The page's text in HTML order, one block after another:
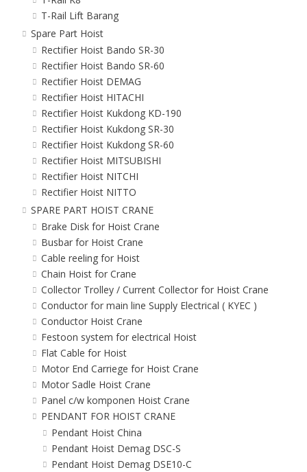
T-Rail Lift Barang
Spare Part Hoist
Rectifier Hoist Bando SR-30
Rectifier Hoist Bando SR-60
Rectifier Hoist DEMAG
Rectifier Hoist HITACHI
Rectifier Hoist Kukdong KD-190
Rectifier Hoist Kukdong SR-30
Rectifier Hoist Kukdong SR-60
Rectifier Hoist MITSUBISHI
Rectifier Hoist NITCHI
Rectifier Hoist NITTO
SPARE PART HOIST CRANE
Brake Disk for Hoist Crane
Busbar for Hoist Crane
Cable reeling for Hoist
Chain Hoist for Crane
Collector Trolley / Current Collector for Hoist Crane
Conductor for main line Supply Electrical ( KYEC )
Conductor Hoist Crane
Festoon system for electrical Hoist
Flat Cable for Hoist
Motor End Carriege for Hoist Crane
Motor Sadle Hoist Crane
Panel c/w komponen Hoist Crane
PENDANT FOR HOIST CRANE
Pendant Hoist China
Pendant Hoist Demag DSC-S
Pendant Hoist Demag DSE10-C